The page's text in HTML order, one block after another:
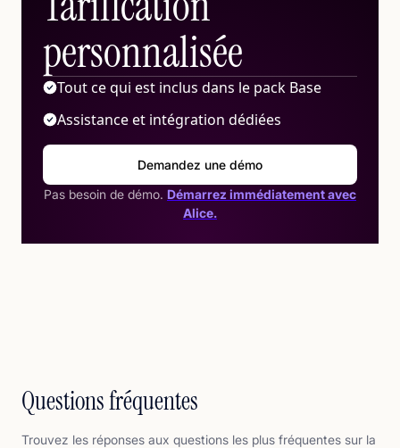
personnalisée
Tout ce qui est inclus dans le pack Base
Assistance et intégration dédiées
Demandez une démo
Pas besoin de démo. Démarrez immédiatement avec
Alice.
Questions fréquentes
Trouvez les réponses aux questions les plus fréquentes sur la